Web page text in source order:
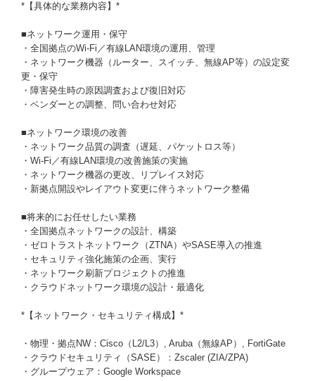
*【具体的な業務内容】*
■ネットワーク運用・保守
・全国拠点のWi-Fi／有線LAN環境の運用、管理
・ネットワーク機器（ルーター、スイッチ、無線AP等）の設定変
更・保守
・障害発生時の原因調査および復旧対応
・ベンダーとの調整、問い合わせ対応
■ネットワーク環境の改善
・ネットワーク品質の調査（遅延、パケットロス等）
・Wi-Fi／有線LAN環境の改善施策の実施
・ネットワーク機器の更改、リプレイス対応
・新拠点開設やレイアウト変更に伴うネットワーク整備
■将来的にお任せしたい業務
・全国拠点ネットワークの設計、構築
・ゼロトラストネットワーク（ZTNA）やSASE導入の推進
・セキュリティ強化施策の企画、実行
・ネットワーク刷新プロジェクトの推進
・クラウドネットワーク環境の設計・最適化
*【ネットワーク・セキュリティ構成】*
・物理・拠点NW：Cisco（L2/L3）, Aruba（無線AP）, FortiGate
・クラウドセキュリティ（SASE）：Zscaler (ZIA/ZPA)
・グループウェア：Google Workspace